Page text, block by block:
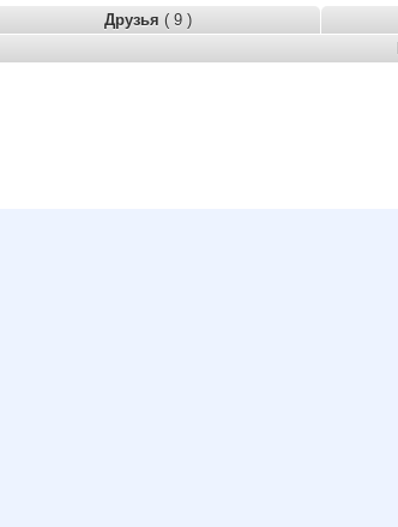
Друзья ( 9 )